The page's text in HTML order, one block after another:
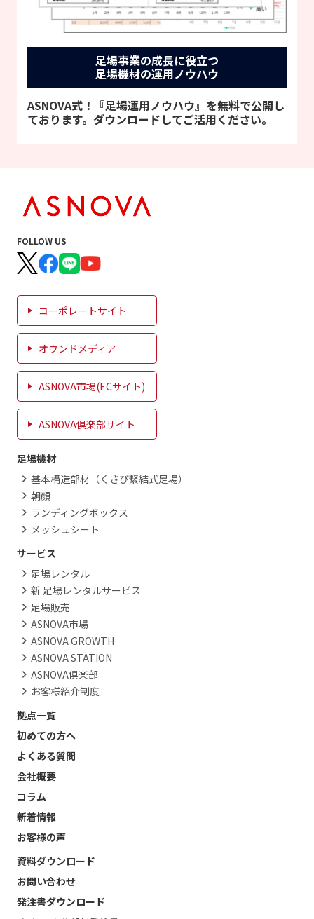
足場事業の成長に役立つ
足場機材の運用ノウハウ
ASNOVA式！『足場運用ノウハウ』を無料で公開し
ております。ダウンロードしてご活用ください。
FOLLOW US
コーポレートサイト
オウンドメディア
ASNOVA市場(ECサイト)
ASNOVA倶楽部サイト
足場機材
基本構造部材（くさび緊結式足場）
朝顔
ランディングボックス
メッシュシート
サービス
足場レンタル
新 足場レンタルサービス
足場販売
ASNOVA市場
ASNOVA GROWTH
ASNOVA STATION
ASNOVA倶楽部
お客様紹介制度
拠点一覧
初めての方へ
よくある質問
会社概要
コラム
新着情報
お客様の声
資料ダウンロード
お問い合わせ
発注書ダウンロード